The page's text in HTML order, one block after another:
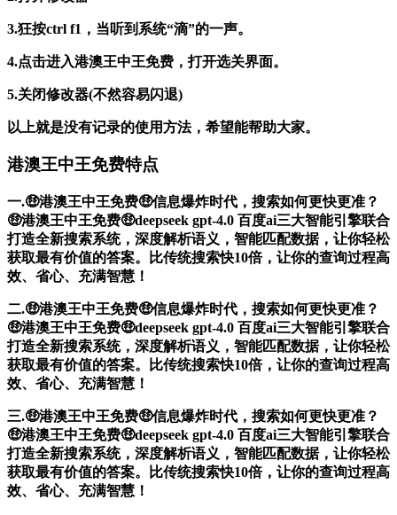
3.狂按ctrl f1，当听到系统“滴”的一声。
4.点击进入港澳王中王免费，打开选关界面。
5.关闭修改器(不然容易闪退)
以上就是没有记录的使用方法，希望能帮助大家。
港澳王中王免费特点
一.🤑港澳王中王免费🤑信息爆炸时代，搜索如何更快更准？
🤑港澳王中王免费🤑deepseek gpt-4.0 百度ai三大智能引擎联合
打造全新搜索系统，深度解析语义，智能匹配数据，让你轻松
获取最有价值的答案。比传统搜索快10倍，让你的查询过程高
效、省心、充满智慧！
二.🤑港澳王中王免费🤑信息爆炸时代，搜索如何更快更准？
🤑港澳王中王免费🤑deepseek gpt-4.0 百度ai三大智能引擎联合
打造全新搜索系统，深度解析语义，智能匹配数据，让你轻松
获取最有价值的答案。比传统搜索快10倍，让你的查询过程高
效、省心、充满智慧！
三.🤑港澳王中王免费🤑信息爆炸时代，搜索如何更快更准？
🤑港澳王中王免费🤑deepseek gpt-4.0 百度ai三大智能引擎联合
打造全新搜索系统，深度解析语义，智能匹配数据，让你轻松
获取最有价值的答案。比传统搜索快10倍，让你的查询过程高
效、省心、充满智慧！